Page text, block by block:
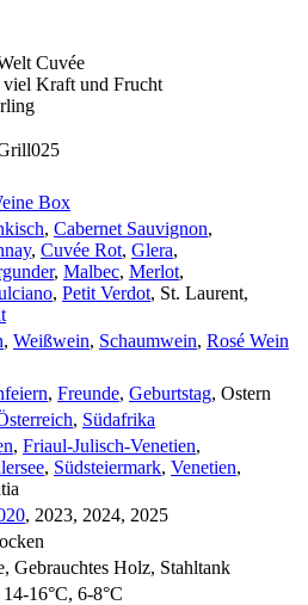
Cuvée
viel Kraft und Frucht
Box
, Cabernet Sauvignon,
, Cuvée Rot, Glera,
, Malbec, Merlot,
, Petit Verdot, St. Laurent,
, Weißwein, Schaumwein, Rosé Wein
, Freunde, Geburtstag, Ostern
, Südafrika
, Friaul-Julisch-Venetien,
, Südsteiermark, Venetien,
, 2023, 2024, 2025
Gebrauchtes Holz, Stahltank
16°C, 6-8°C